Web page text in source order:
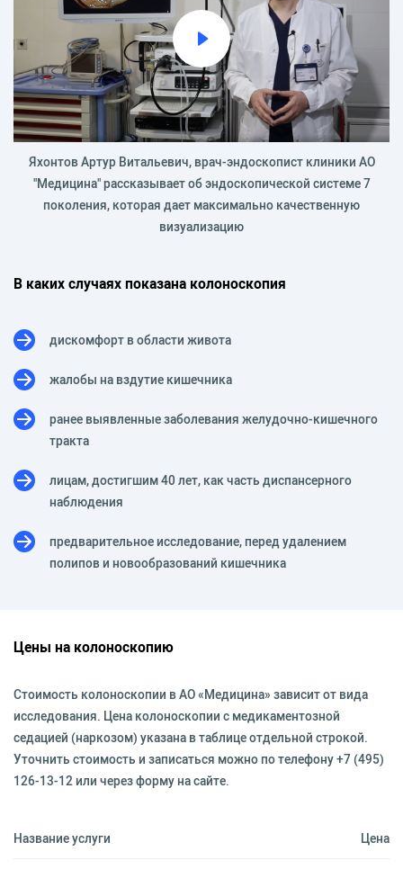
Яхонтов Артур Витальевич, врач-эндоскопист клиники АО
"Медицина" рассказывает об эндоскопической системе 7
поколения, которая дает максимально качественную
визуализацию
В каких случаях показана колоноскопия
дискомфорт в области живота
жалобы на вздутие кишечника
ранее выявленные заболевания желудочно-кишечного
тракта
лицам, достигшим 40 лет, как часть диспансерного
наблюдения
предварительное исследование, перед удалением
полипов и новообразований кишечника
Цены на колоноскопию
Стоимость колоноскопии в АО «Медицина» зависит от вида
исследования. Цена колоноскопии с медикаментозной
седацией (наркозом) указана в таблице отдельной строкой.
Уточнить стоимость и записаться можно по телефону +7 (495)
126-13-12 или через форму на сайте.
Название услуги Цена